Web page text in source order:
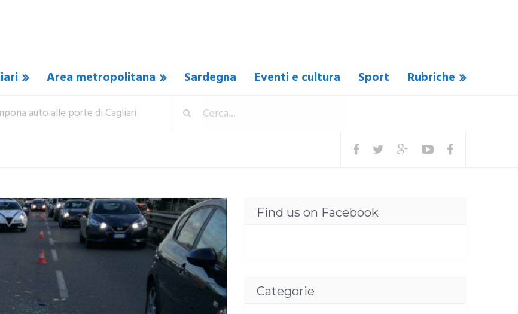
Area metropolitana Sardegna Eventi e cultura Sport Rubriche
auto alle porte di Cagliari
Find us on Facebook
Categorie